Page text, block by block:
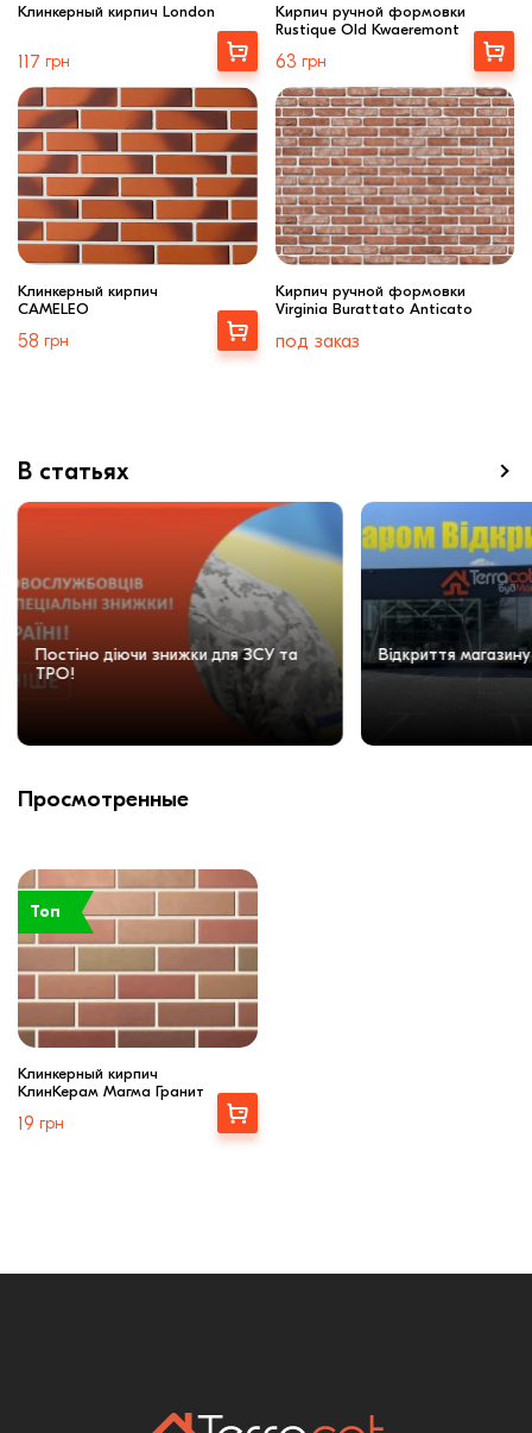
Клинкерный кирпич London
117 грн
Купити
Кирпич ручной формовки
Rustique Old Kwaeremont
63 грн
Купити
Клинкерный кирпич
CAMELEO
58 грн
Выбрать
Кирпич ручной формовки
Virginia Burattato Anticato
под заказ
В статьях
Постіно діючи знижки для ЗСУ та
ТРО!
Відкриття магазину
Просмотренные
Топ
Клинкерный кирпич
КлинКерам Магма Гранит
19 грн
Выбрать